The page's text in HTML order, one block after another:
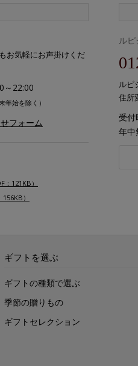
お気軽にお声掛けくだ
～22:00
年始を除く）
フォーム
：121KB）
156KB）
ルピ
ルピ
住所
受
年中
ギフトを選ぶ
ギフトの種類で選ぶ
季節の贈りもの
ギフトセレクション